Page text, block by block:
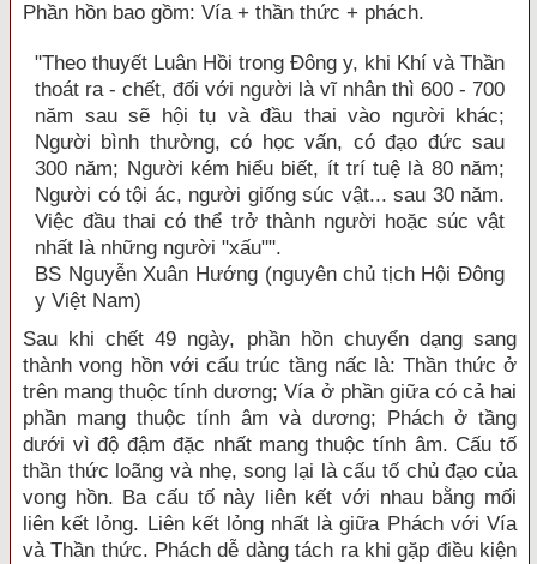
Phần hồn bao gồm: Vía + thần thức + phách.
"Theo thuyết Luân Hồi trong Đông y, khi Khí và Thần
thoát ra - chết, đối với người là vĩ nhân thì 600 - 700
năm sau sẽ hội tụ và đầu thai vào người khác;
Người bình thường, có học vấn, có đạo đức sau
300 năm; Người kém hiểu biết, ít trí tuệ là 80 năm;
Người có tội ác, người giống súc vật... sau 30 năm.
Việc đầu thai có thể trở thành người hoặc súc vật
nhất là những người "xấu"".
BS Nguyễn Xuân Hướng (nguyên chủ tịch Hội Đông
y Việt Nam)
Sau khi chết 49 ngày, phần hồn chuyển dạng sang
thành vong hồn với cấu trúc tầng nấc là: Thần thức ở
trên mang thuộc tính dương; Vía ở phần giữa có cả hai
phần mang thuộc tính âm và dương; Phách ở tầng
dưới vì độ đậm đặc nhất mang thuộc tính âm. Cấu tố
thần thức loãng và nhẹ, song lại là cấu tố chủ đạo của
vong hồn. Ba cấu tố này liên kết với nhau bằng mối
liên kết lỏng. Liên kết lỏng nhất là giữa Phách với Vía
và Thần thức. Phách dễ dàng tách ra khi gặp điều kiện